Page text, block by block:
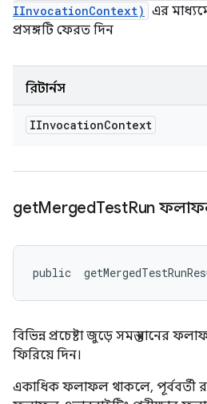
IInvocationContext) এর
প্রসঙ্গটি ফেরত দিন
রিটার্নস
IInvocationContext
getMergedTestRun
public
বিভিন্ন প্রচেষ্টা জুড়ে সমস্ত রানের
ফিরিয়ে দিন।
একাধিক ফলাফল থাকলে, পূর্ববর্তী